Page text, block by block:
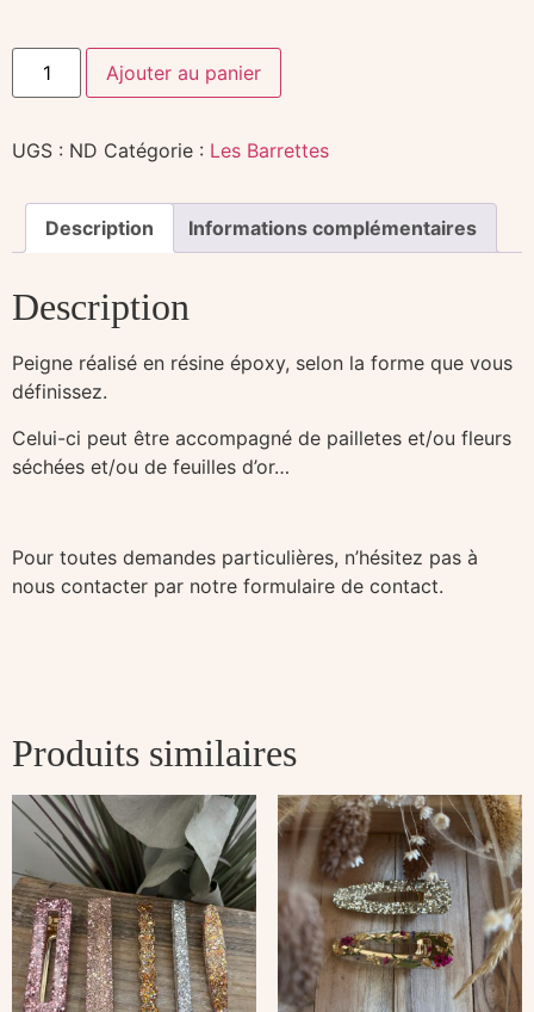
Ajouter au panier
UGS : ND Catégorie : Les Barrettes
Description Informations complémentaires
Description
Peigne réalisé en résine époxy, selon la forme que vous
définissez.
Celui-ci peut être accompagné de pailletes et/ou fleurs
séchées et/ou de feuilles d’or…
Pour toutes demandes particulières, n’hésitez pas à
nous contacter par notre formulaire de contact.
Produits similaires